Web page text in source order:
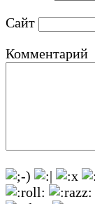
Сайт
Комментарий